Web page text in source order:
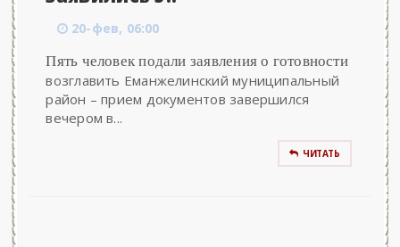
20-фев, 06:00
Пять человек подали заявления о готовности
возглавить Еманжелинский муниципальный
район – прием документов завершился
вечером в...
ЧИТАТЬ